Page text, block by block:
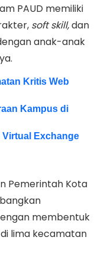
PAUD memiliki
soft skill,dan
anak-anak
Kritis Web
Kampus di
Virtual Exchange
Pemerintah Kota
membentuk
di lima kecamatan